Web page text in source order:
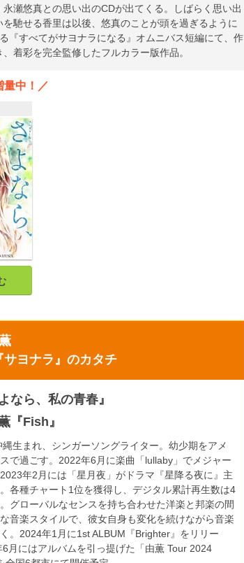
瀬悠真との思い出のCDが出てくる。しばらく思い出
馳せる香里は以後、悠真のことが頭を過ぎるように
すべてがサヨナラになる』オムニバス短編にて、作
着彩を完全監修したフルカラー版作品。
量中！／
ヨナラ』のカタチ
なら、私の青春』
『Fish』
生まれ、シンガーソングライター。幼少期をアメ
で過ごす。2022年6月に楽曲「lullaby」でメジャー
年2月には「星月夜」がドラマ『星降る夜に』主
各種チャート1位を獲得し、デジタル累計再生数は4
グローバルなセンスを持ち合わせた洋楽と邦楽の間
音楽スタイルで、彼女自身も変化を続けながら音楽
。2024年1月に1st ALBUM『Brighter』をリリー
6月にはアルバムを引っ提げた「由薫 Tour 2024